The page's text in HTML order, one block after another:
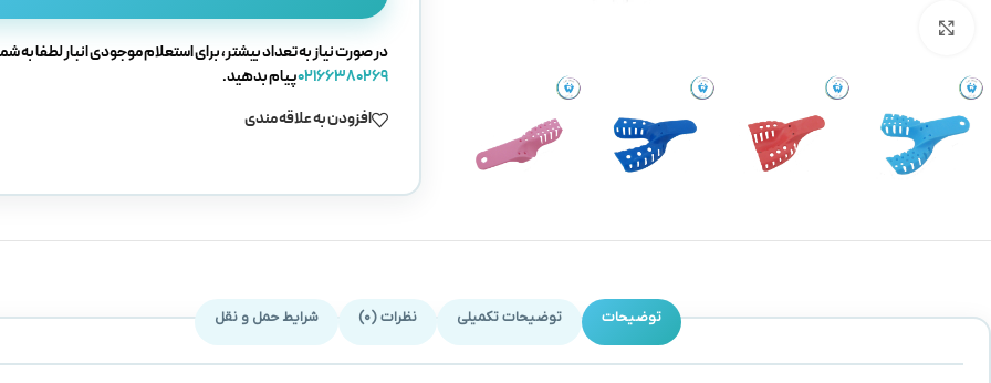
در صورت نیاز به تعداد بیشتر، برای استعلام موجودی انبار لطفا به
02166380269پیام بدهید.
افزودن به علاقه مندی
توضیحات توضیحات تکمیلی نظرات (0) شرایط حمل و نقل